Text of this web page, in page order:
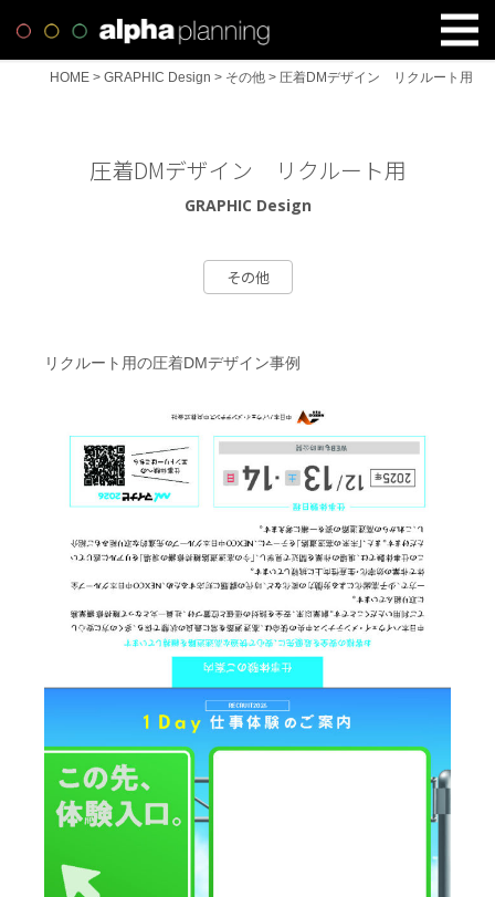
HOME > GRAPHIC Design > その他 > 圧着DMデザイン リクルート用
圧着DMデザイン リクルート用
GRAPHIC Design
その他
リクルート用の圧着DMデザイン事例